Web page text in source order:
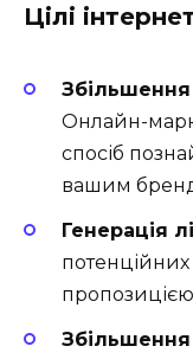
Цілі
Збільшення
Онлайн-
спосіб
вашим
Генерація
потенційних